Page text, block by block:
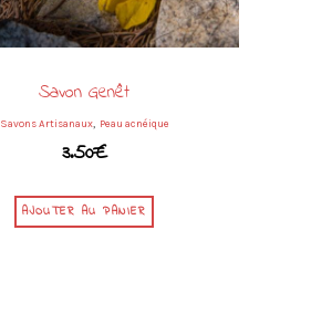
Savon Genêt
Savons Artisanaux, Peau acnéique
3.50€
AJOUTER AU PANIER